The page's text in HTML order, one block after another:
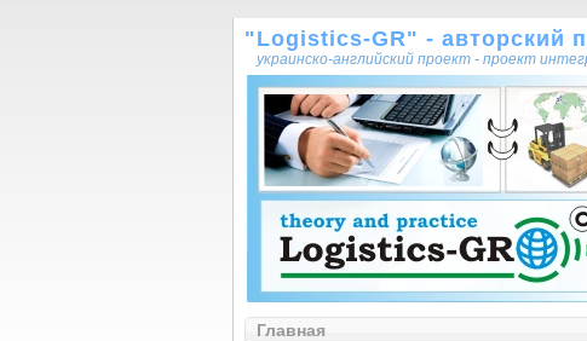
"Logistics-GR" - авторский
украинско-английский проект - проект
Главная